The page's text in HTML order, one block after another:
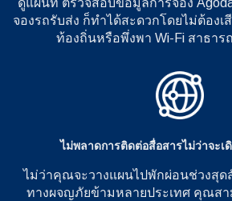
ดูแผนที่ ตรวจสอบข้อมูลการจอง
จองรถรับส่ง ก็ทำได้สะดวกโดยไม่ต้องเ
ท้องถิ่นหรือพึ่งพา Wi-Fi สาธา
ไม่พลาดการติดต่อสื่อสารไม่ว่าจะเ
ไม่ว่าคุณจะวางแผนไปพักผ่อนช่วงสุด
ทางผจญภัยข้ามหลายประเทศ คุณสา